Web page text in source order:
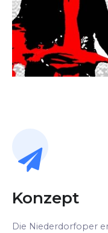
Konzept
Die Niederdorfoper